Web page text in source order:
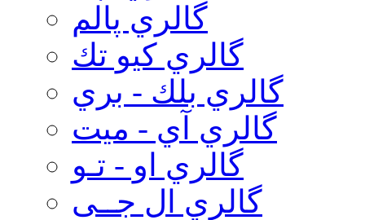
گالري پالم
گالري كيو تك
گالري بلك - بري
گالري آي - ميت
گالري او - تـو
گالري ال جــی